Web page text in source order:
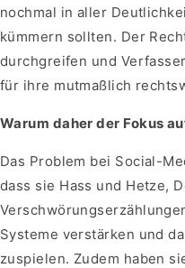
nochmal in aller
kümmern sollten. Der
durchgreifen und
für ihre mutmaßlich
Warum daher der Fokus
Das Problem bei Social-
dass sie Hass und Hetze,
Systeme verstärken und
zuspielen. Zudem haben